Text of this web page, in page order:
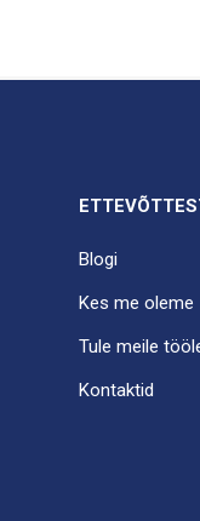
Blogi
Kes me oleme
Tule meile
Kontaktid